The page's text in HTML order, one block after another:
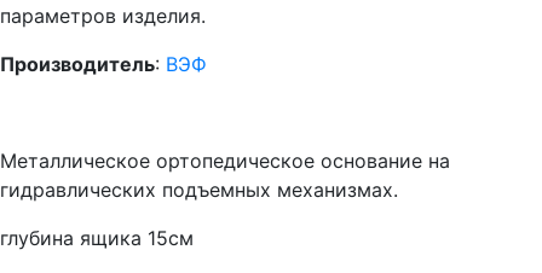
параметров изделия.
Производитель: ВЭФ
Металлическое ортопедическое основание на
гидравлических подъемных механизмах.
глубина ящика 15см